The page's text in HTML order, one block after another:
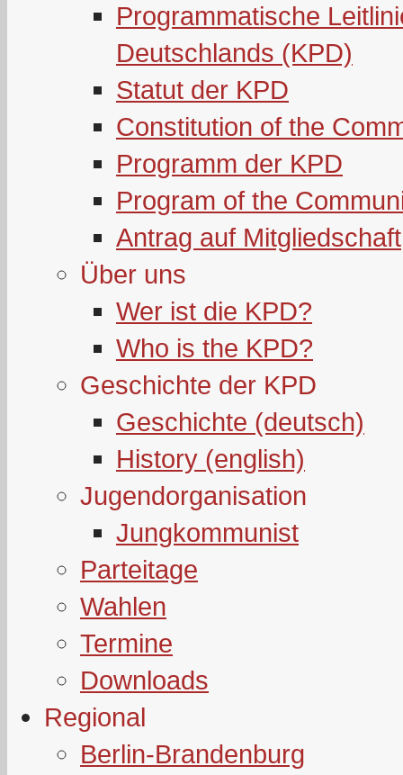
Programmatische
Deutschlands (KPD)
Statut der KPD
Constitution of the
Programm der KPD
Program of the
Antrag auf Mitgliedschaft
Über uns
Wer ist die KPD?
Who is the KPD?
Geschichte der KPD
Geschichte (deutsch)
History (english)
Jugendorganisation
Jungkommunist
Parteitage
Wahlen
Termine
Downloads
Regional
Berlin-Brandenburg